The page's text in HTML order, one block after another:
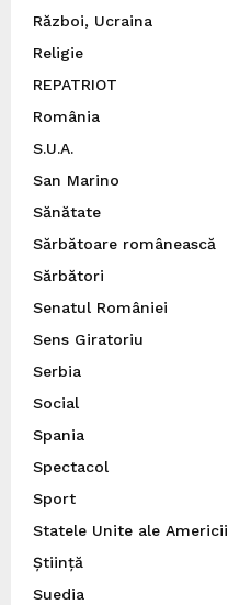
Război, Ucraina
Religie
REPATRIOT
România
S.U.A.
San Marino
Sănătate
Sărbătoare românească
Sărbători
Senatul României
Sens Giratoriu
Serbia
Social
Spania
Spectacol
Sport
Statele Unite ale Americii
Știință
Suedia